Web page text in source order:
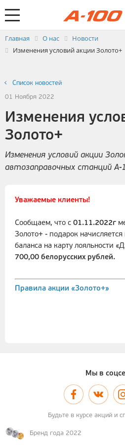
Услуги
Электронный документооборот
Заявка на выставление ЭСЧФ
Главная О нас
Новости
Изменения условий акции Золото+
Список новостей
01 Ноября 2022
Изменения
Золото+
Изменения условий акции
автозаправочных станций А-
Уважаемые клиенты!
Сообщаем, что с 01.11.2022г
Золото+ - подарок
баланса на карту лояльности
700,00 белорусских рублей.
Правила акции «Золото+»
Мы в
Будьте в курсе акций и
Бренд года 2022